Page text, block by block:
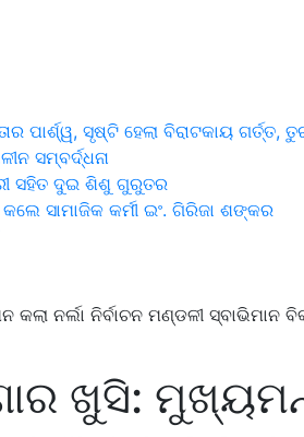
ପାର୍ଶ୍ୱ, ସୃଷ୍ଟି ହେଲା ବିରାଟକାୟ ଗର୍ତ୍ତ,
ସମ୍ବର୍ଦ୍ଧନା
ସହିତ ଦୁଇ ଶିଶୁ ଗୁରୁତର
ସାମାଜିକ କର୍ମୀ ଇଂ. ଗିରିଜା ଶଙ୍କର
ନର୍ଲା ନିର୍ବାଚନ ମଣ୍ଡଳୀ ସ୍ବାଭିମାନ
ଖୁସି: